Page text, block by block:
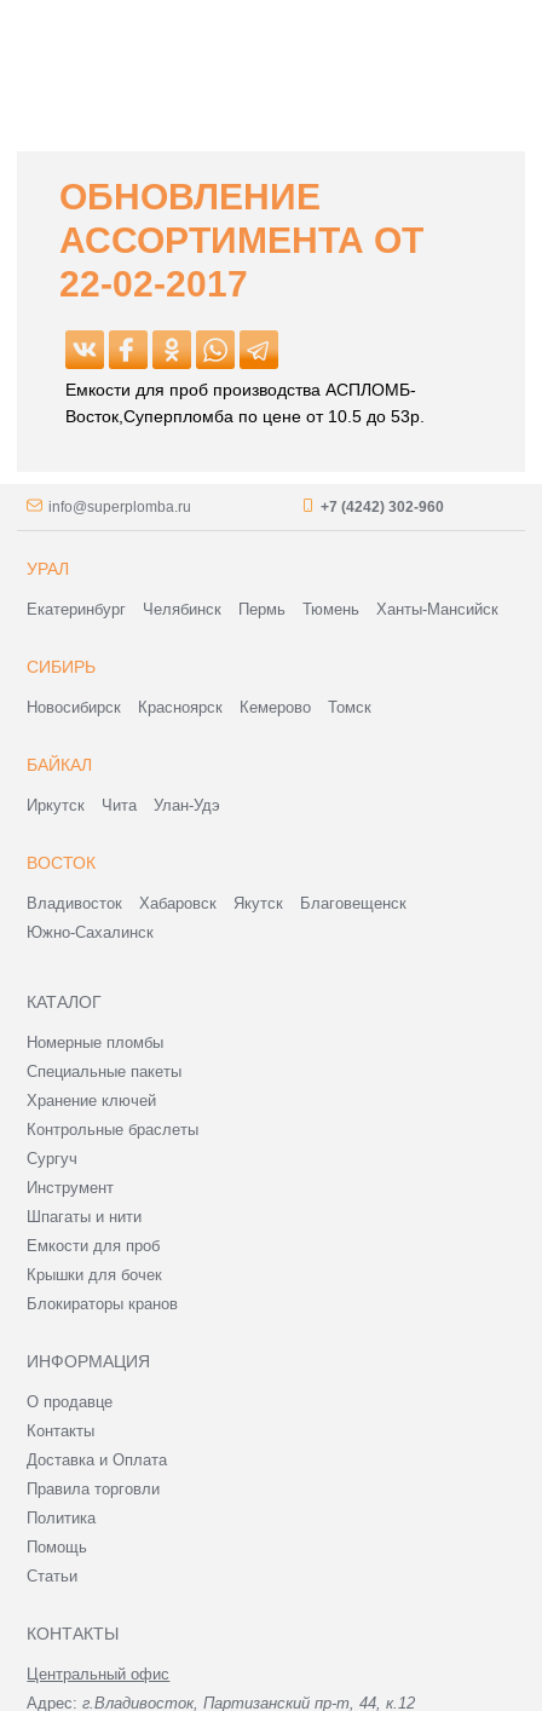
ОБНОВЛЕНИЕ
АССОРТИМЕНТА ОТ
22-02-2017
Емкости для проб производства АСПЛОМБ-
Восток,Суперпломба по цене от 10.5 до 53р.
info@superplomba.ru +7 (4242) 302-960
УРАЛ
Екатеринбург Челябинск Пермь Тюмень Ханты-Мансийск
СИБИРЬ
Новосибирск Красноярск Кемерово Томск
БАЙКАЛ
Иркутск Чита Улан-Удэ
ВОСТОК
Владивосток Хабаровск Якутск
Благовещенск
Южно-Сахалинск
КАТАЛОГ
Номерные пломбы
Специальные пакеты
Хранение ключей
Контрольные браслеты
Сургуч
Инструмент
Шпагаты и нити
Емкости для проб
Крышки для бочек
Блокираторы кранов
ИНФОРМАЦИЯ
О продавце
Контакты
Доставка и Оплата
Правила торговли
Политика
Помощь
Статьи
КОНТАКТЫ
Центральный офис
Адрес:г.Владивосток, Партизанский пр-т, 44, к.12